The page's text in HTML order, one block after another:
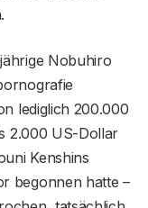
Nobuhiro
lediglich 200.000
2.000 US-Dollar
Kenshins
begonnen hatte –